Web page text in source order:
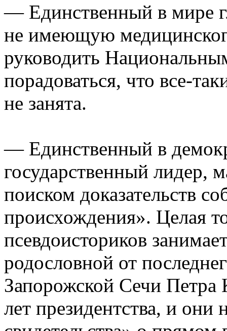
— Единственный в мире
не имеющую
руководить
порадоваться, что все-
не занята.
— Единственный в
государственный лидер,
поиском доказательств
происхождения». Целая
псевдоисториков
родословной от
Запорожской Сечи
лет президентства, и